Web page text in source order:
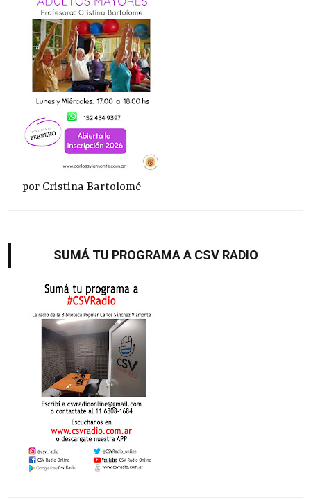
por Cristina Bartolomé
SUMÁ TU PROGRAMA A CSV RADIO